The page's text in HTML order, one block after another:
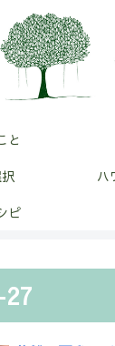
と
ハ
ピ